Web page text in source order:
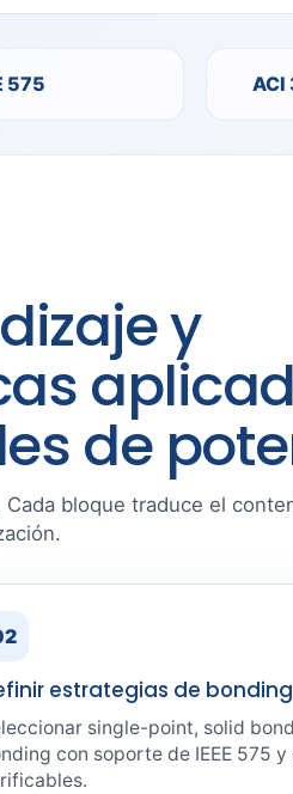
575 ACI
y
de
bloque traduce el
estrategias de bonding
single-point, solid
con soporte de IEEE 575